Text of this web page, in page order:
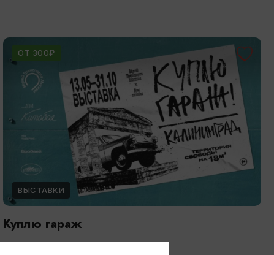
ОТ 300₽
ВЫСТАВКИ
Куплю гараж